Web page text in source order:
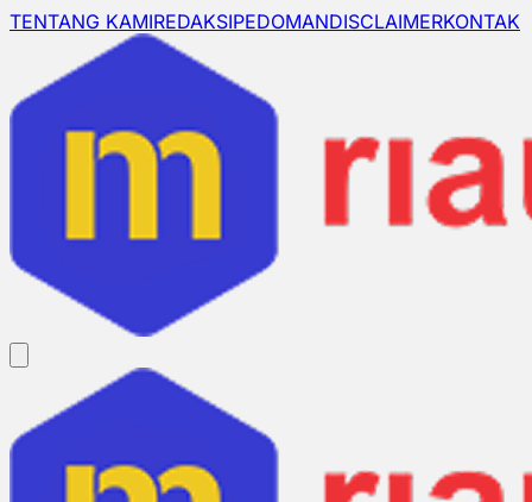
TENTANG KAMIREDAKSIPEDOMANDISCLAIMERKONTAK